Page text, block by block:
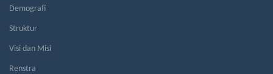
Demografi
Struktur
Visi dan Misi
Renstra